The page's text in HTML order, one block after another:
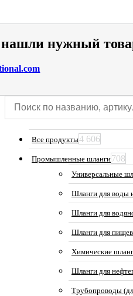
нужный
Все продукты4 606
Промышленные шланги708
Универсальные
Шланги для воды
Шланги для
Шланги для
Химические
Шланги для
Трубопроводы